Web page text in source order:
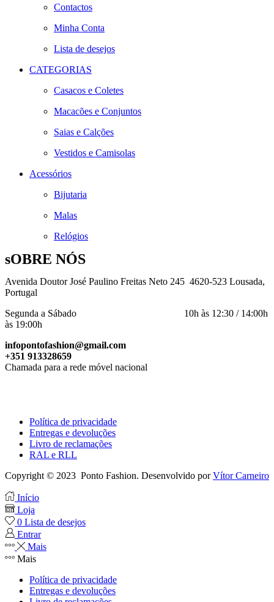
Contactos
Minha Conta
Lista de desejos
CATEGORIAS
Casacos e Coletes
Macacões e Conjuntos
Saias e Calções
Vestidos e Camisolas
Acessórios
Bijutaria
Malas
Relógios
sOBRE NÓS
Avenida Doutor José Paulino Freitas Neto 245 4620-523 Lousada,
Portugal
Segunda a Sábado 10h às 12:30 / 14:00h
às 19:00h
infopontofashion@gmail.com
+351 913328659
Chamada para a rede móvel nacional
Política de privacidade
Entregas e devoluções
Livro de reclamações
RAL e RLL
Copyright © 2023 Ponto Fashion. Desenvolvido porVítor Carneiro
Início
Loja
0 Lista de desejos
Entrar
Mais
Mais
Política de privacidade
Entregas e devoluções